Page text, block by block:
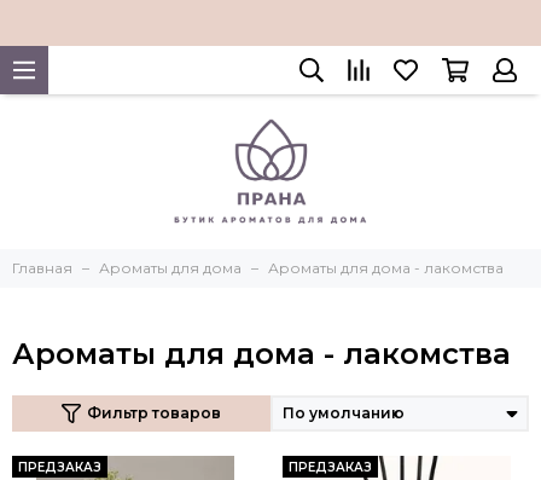
Главная Ароматы для дома Ароматы для дома - лакомства
Ароматы для дома - лакомства
Фильтр товаров
ПРЕДЗАКАЗ ПРЕДЗАКАЗ